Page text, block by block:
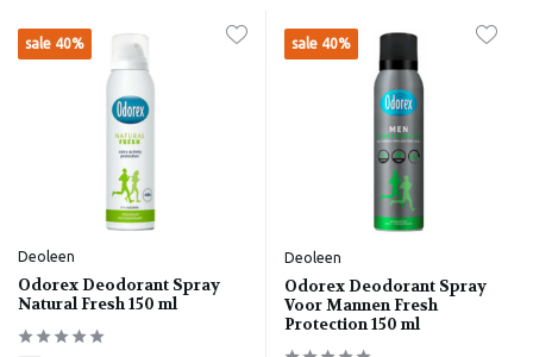
sale 40%
Deoleen
Odorex Deodorant Spray
Natural Fresh 150 ml
sale 40%
Deoleen
Odorex Deodorant Spray
Voor Mannen Fresh
Protection 150 ml